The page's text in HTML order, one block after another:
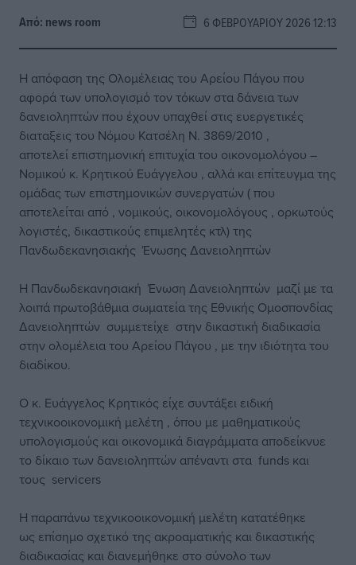
Από: news room 6 ΦΕΒΡΟΥΑΡΊΟΥ 2026 12:13
Η απόφαση της Ολομέλειας του Αρείου Πάγου που
αφορά των υπολογισμό τον τόκων στα δάνεια των
δανειοληπτών που έχουν υπαχθεί στις ευεργετικές
διαταξεις του Νόμου Κατσέλη Ν. 3869/2010 ,
αποτελεί επιστημονική επιτυχία του οικονομολόγου –
Νομικού κ. Κρητικού Ευάγγελου , αλλά και επίτευγμα της
ομάδας των επιστημονικών συνεργατών ( που
αποτελείται από , νομικούς, οικονομολόγους , ορκωτούς
λογιστές, δικαστικούς επιμελητές κτλ) της
Πανδωδεκανησιακής Ένωσης Δανειοληπτών
Η Πανδωδεκανησιακή Ένωση Δανειοληπτών μαζί με τα
λοιπά πρωτοβάθμια σωματεία της Εθνικής Ομοσπονδίας
Δανειοληπτών συμμετείχε στην δικαστική διαδικασία
στην ολομέλεια του Αρείου Πάγου , με την ιδιότητα του
διαδίκου.
Ο κ. Ευάγγελος Κρητικός είχε συντάξει ειδική
τεχνικοοικονομική μελέτη , όπου με μαθηματικούς
υπολογισμούς και οικονομικά διαγράμματα αποδείκνυε
το δίκαιο των δανειοληπτών απέναντι στα funds και
τους servicers
Η παραπάνω τεχνικοοικονομική μελέτη κατατέθηκε
ως επίσημο σχετικό της ακροαματικής και δικαστικής
διαδικασίας και διανεμήθηκε στο σύνολο των